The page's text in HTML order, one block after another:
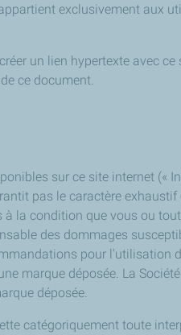
exclusivement aux
créer un lien hypertexte avec
ce document.
sur ce site internet («
pas le caractère
la condition que vous ou
des dommages
pour
marque déposée. La
déposée.
catégoriquement toute